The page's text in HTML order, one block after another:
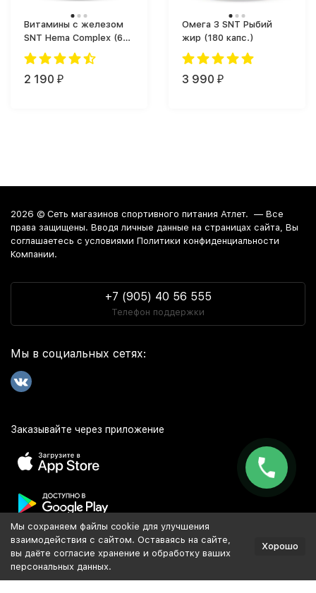
Витамины с железом
SNT Hema Complex (60
таб.)
2 190 ₽
Омега 3 SNT Рыбий
жир (180 капс.)
3 990 ₽
2026 © Сеть магазинов спортивного питания Атлет. — Все
права защищены. Вводя личные данные на страницах сайта, Вы
соглашаетесь c условиями Политики конфиденциальности
Компании.
+7 (905) 40 56 555
Телефон поддержки
Мы в социальных сетях:
Заказывайте через приложение
Популярное
Мы сохраняем файлы cookie для улучшения
взаимодействия с сайтом. Оставаясь на сайте,
вы даёте согласие хранение и обработку ваших
персональных данных.
Хорошо